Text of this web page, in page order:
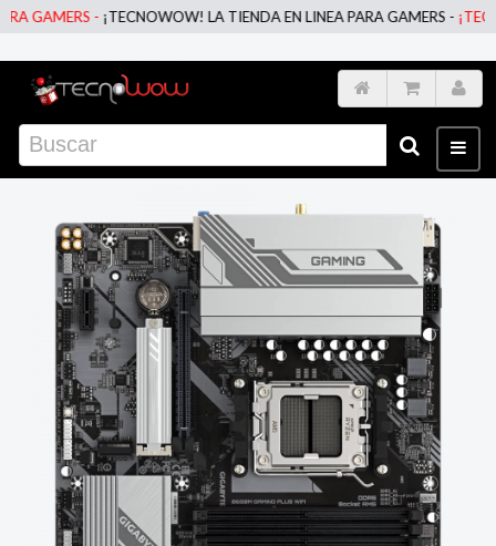
-¡TECNOWOW! LA TIENDA EN LINEA PARA GAMERS -